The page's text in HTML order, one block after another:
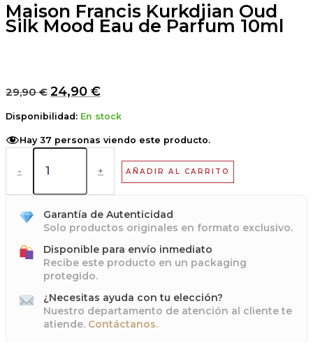
Maison Francis Kurkdjian Oud
Silk Mood Eau de Parfum 10ml
29,90€ 24,90 €
Disponibilidad: En stock
Hay 37 personas viendo este producto.
- + AÑADIR AL CARRITO
Garantía de Autenticidad
Solo productos originales en formato exclusivo.
Disponible para envío inmediato
Recibe este producto en un packaging
protegido.
¿Necesitas ayuda con tu elección?
Nuestro departamento de atención al cliente te
atiende. Contáctanos.